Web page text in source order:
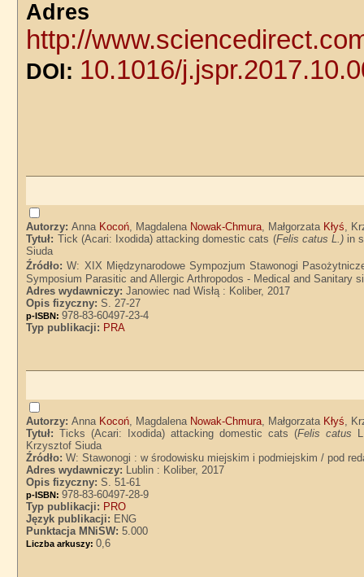
http://
DOI: 10.1016/
Autorzy:Anna Kocoń, Magdalena Nowak-Chmura, Małgorzata Kłyś,
Tytuł: Tick (Acari: Ixodida) attacking domestic cats (Felis catus L.)in
Siuda
Źródło:W: XIX Międzynarodowe Sympozjum Stawonogi
Symposium Parasitic and Allergic Arthropodos - Medical and Sanitary
Adres wydawniczy:Janowiec nad Wisłą : Koliber, 2017
Opis fizyczny:S. 27-27
p-ISBN:978-83-60497-23-4
Typ publikacji: PRA
Autorzy:Anna Kocoń , Magdalena Nowak-Chmura , Małgorzata Kłyś ,
Tytuł:Ticks (Acari: Ixodida) attacking domestic cats (Felis catus
Krzysztof Siuda
Źródło:W: Stawonogi : w środowisku miejskim i podmiejskim / pod
Adres wydawniczy:
Lublin : Koliber, 2017
Opis fizyczny:S. 51-61
p-ISBN:978-83-60497-28-9
Typ publikacji: PRO
Język publikacji: ENG
Punktacja MNiSW:5.000
Liczba arkuszy:0,6